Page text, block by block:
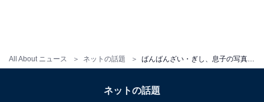
All About ニュース ネットの話題
ネットの話題